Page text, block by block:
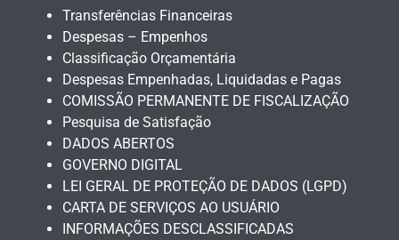
Transferências Financeiras
Despesas – Empenhos
Classificação Orçamentária
Despesas Empenhadas, Liquidadas e Pagas
COMISSÃO PERMANENTE DE FISCALIZAÇÃO
Pesquisa de Satisfação
DADOS ABERTOS
GOVERNO DIGITAL
LEI GERAL DE PROTEÇÃO DE DADOS (LGPD)
CARTA DE SERVIÇOS AO USUÁRIO
INFORMAÇÕES DESCLASSIFICADAS